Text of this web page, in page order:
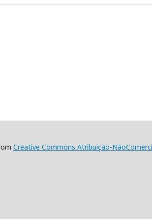
Creative Commons Atribuição-